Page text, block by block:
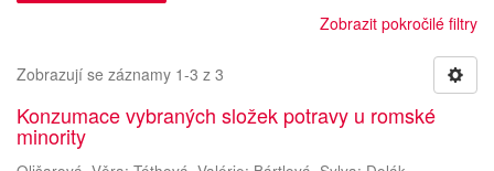
Zobrazit pokročilé filtry
Zobrazují se záznamy 1-3 z 3
Konzumace vybraných složek potravy u romské
minority